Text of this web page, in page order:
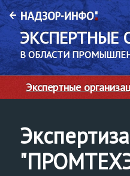
ЭКСПЕРТНЫЕ
В ОБЛАСТИ
Экспертные